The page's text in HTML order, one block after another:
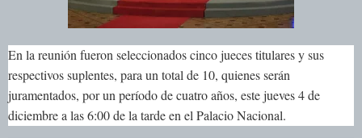
En la reunión fueron seleccionados cinco jueces titulares y sus
respectivos suplentes, para un total de 10, quienes serán
juramentados, por un período de cuatro años, este jueves 4 de
diciembre a las 6:00 de la tarde en el Palacio Nacional.